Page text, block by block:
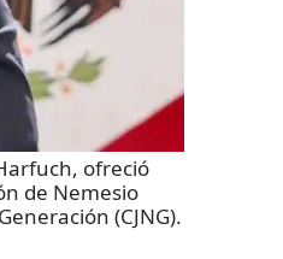
ofreció
de Nemesio
(CJNG).